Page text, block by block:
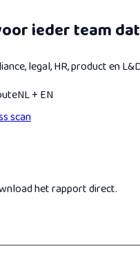
ieder team
legal, HR, product en
NL + EN
scan
het rapport direct.